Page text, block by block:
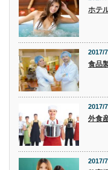
ホテ
2017/
食品
2017/
外食
2017/